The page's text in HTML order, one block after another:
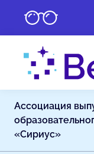
Ассоциация
«Сириус»